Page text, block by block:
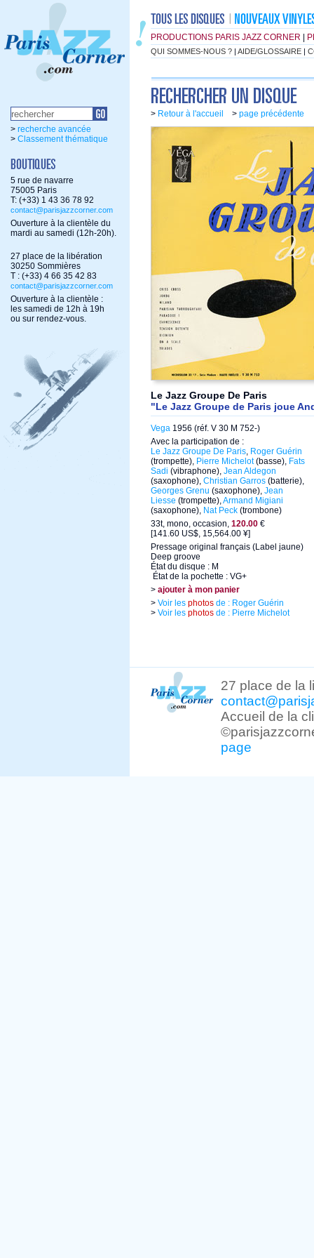
PRODUCTIONS PARIS JAZZ CORNER
QUI SOMMES-NOUS ? | AIDE/GLOSSAIRE |
> recherche avancée
> Classement thématique
5 rue de navarre
75005 Paris
T: (+33) 1 43 36 78 92
contact@parisjazzcorner.com
Ouverture à la clientèle du
mardi au samedi (12h-20h).
27 place de la libération
30250 Sommières
T : (+33) 4 66 35 42 83
contact@parisjazzcorner.com
Ouverture à la clientèle :
les samedi de 12h à 19h
ou sur rendez-vous.
> Retour à l'accueil > page précédente
Le Jazz Groupe De Paris
"Le Jazz Groupe de Paris joue
Vega 1956 (réf. V 30 M 752-)
Avec la participation de :
Le Jazz Groupe De Paris, Roger Guérin
(trompette), Pierre Michelot(basse), Fats
Sadi (vibraphone), Jean Aldegon
(saxophone), Christian Garros (batterie),
Georges Grenu (saxophone), Jean
Liesse (trompette),Armand Migiani
(saxophone), Nat Peck (trombone)
33t, mono, occasion, 120.00 €
[141.60 US$, 15,564.00 ¥]
Pressage original français (Label jaune)
Deep groove
État du disque : M
État de la pochette : VG+
> ajouter à mon panier
> Voir les photos de : Roger Guérin
> Voir les photos de : Pierre Michelot
27 place de la
Accueil de la
page